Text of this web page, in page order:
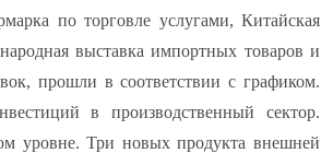
по торговле услугами, Китайская
выставка импортных товаров и
прошли в соответствии с графиком.
в производственный сектор.
уровне. Три новых продукта внешней